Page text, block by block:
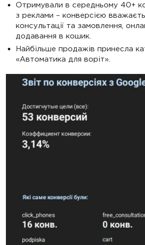
Отримували в середньому 40+
з реклами – конверсією
консультації та замовлення,
додавання в кошик.
Найбільше продажів принесла
«Автоматика для воріт».